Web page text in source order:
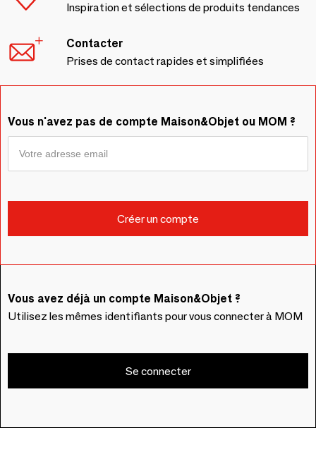
Inspiration et sélections de produits tendances
Contacter
Prises de contact rapides et simplifiées
Vous n'avez pas de compte Maison&Objet ou MOM ?
Vous avez déjà un compte Maison&Objet ?
Utilisez les mêmes identifiants pour vous connecter à MOM
Se connecter